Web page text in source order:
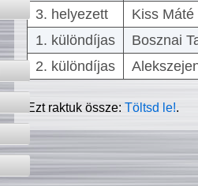
3. helyezett
Kiss
1. különdíjas
Bosznai
2. különdíjas
Ezt raktuk össze:Töltsd le!.